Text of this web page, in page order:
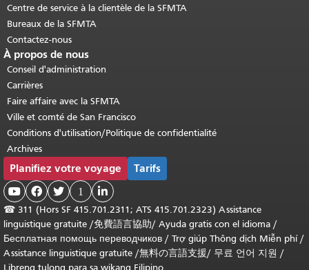
Centre de service à la clientèle de la SFMTA
Bureaux de la SFMTA
Contactez-nous
À propos de nous
Conseil d'administration
Carrières
Faire affaire avec la SFMTA
Ville et comté de San Francisco
Conditions d'utilisation/Politique de confidentialité
Archives
Planifiez votre voyage Tarifs
   1 
☎ 311 (Hors SF 415.701.2311; ATS 415.701.2323) Assistance
linguistique gratuite /免費語言協助/ Ayuda gratis con el idioma /
Бесплатная помощь переводчиков / Trợ giúp Thông dịch Miễn phí/
Assistance linguistique gratuite /無料の言語支援/ 무료 언어 지원 /
Libreng tulong para sa wikang Filipino